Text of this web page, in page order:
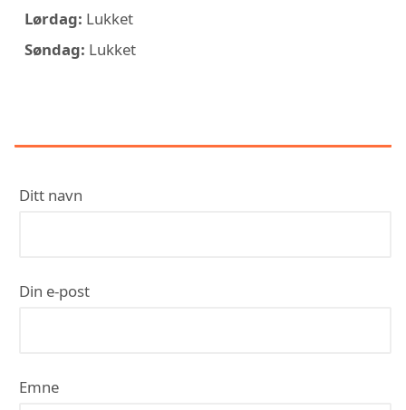
Lørdag: Lukket
Søndag: Lukket
Ditt navn
Din e-post
Emne